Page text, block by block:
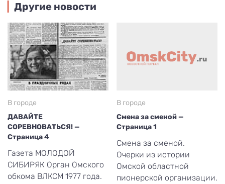
Другие новости
В городе
ДАВАЙТЕ
СОРЕВНОВАТЬСЯ! —
Страница 4
Газета МОЛОДОЙ
СИБИРЯК Орган Омского
обкома ВЛКСМ 1977 года.
В городе
Смена за сменой —
Страница 1
Смена за сменой.
Очерки из истории
Омской областной
пионерской организации.